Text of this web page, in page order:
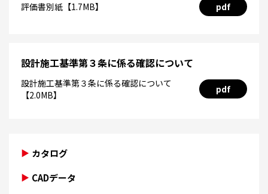
評価書別紙【1.7MB】 pdf
設計施工基準第３条に係る確認について
設計施工基準第３条に係る確認について
【2.0MB】
pdf
カタログ
CADデータ